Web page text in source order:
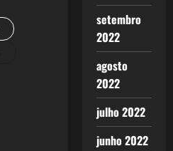
setembro
2022
agosto
2022
julho 2022
junho 2022